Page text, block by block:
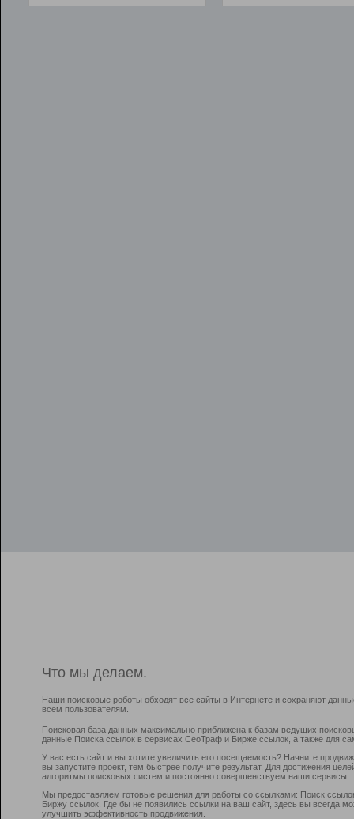
Что мы делаем.
Наши поисковые роботы обходят все сайты в Интернете и сохраняют
всем пользователям.
Поисковая база данных максимально приближена к базам ведущих
данные Поиска ссылок в сервисах СеоТраф и Бирже ссылок, а также для
У вас есть сайт и вы хотите увеличить его посещаемость? Начните
вы запустите проект, тем быстрее получите результат. Для достижения
алгоритмы поисковых систем и постоянно совершенствуем наши сервисы.
Мы предоставляем готовые решения для работы со ссылками: Поиск
Биржу ссылок. Где бы не появились ссылки на ваш сайт, здесь вы всегда
улучшить эффективность продвижения.